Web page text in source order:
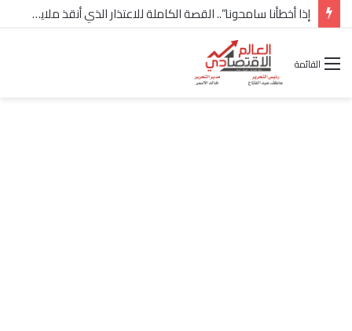
شركة “Scope Developments” تعلن تولي أحمد كمال عيسى منصب الرئيس التنفيذي للقطاع التجاري
القائمة